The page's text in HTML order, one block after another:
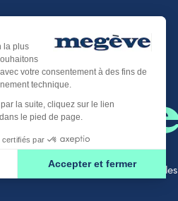
Plan du site - Mentions légales